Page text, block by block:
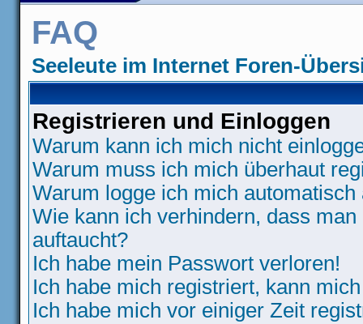
FAQ
Seeleute im Internet Foren-
Registrieren und Einloggen
Warum kann ich mich nicht
Warum muss ich mich überhaut
Warum logge ich mich automatisch
Wie kann ich verhindern, dass
auftaucht?
Ich habe mein Passwort verloren!
Ich habe mich registriert, kann
Ich habe mich vor einiger Zeit